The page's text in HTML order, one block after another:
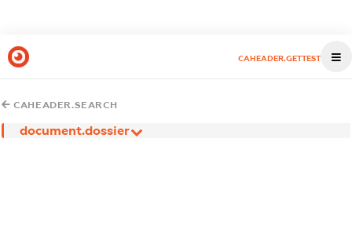
CAHEADER.GETTEST
CAHEADER.SEARCH
document.dossier